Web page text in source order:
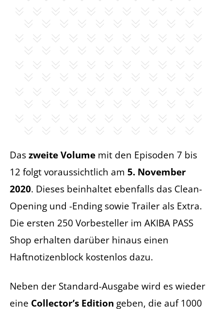
Daszweite Volume mit den Episoden 7 bis
12 folgt voraussichtlich am 5. November
2020. Dieses beinhaltet ebenfalls das Clean-
Opening und -Ending sowie Trailer als Extra.
Die ersten 250 Vorbesteller im AKIBA PASS
Shop erhalten darüber hinaus einen
Haftnotizenblock kostenlos dazu.
Neben der Standard-Ausgabe wird es wieder
eine Collector’s Edition geben, die auf 1000